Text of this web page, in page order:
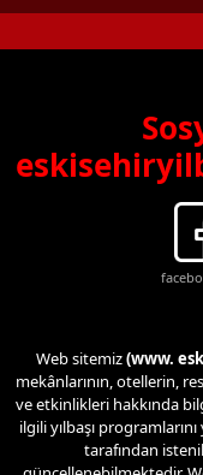
Web sitemiz(www.
mekânlarının, otellerin,
ve etkinlikleri hakkında
ilgili yılbaşı
tarafından